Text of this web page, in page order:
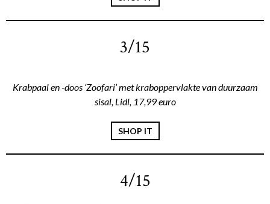
3/15
Krabpaal en -doos ‘Zoofari’ met kraboppervlakte van duurzaam
sisal, Lidl, 17,99 euro
SHOP IT
4/15